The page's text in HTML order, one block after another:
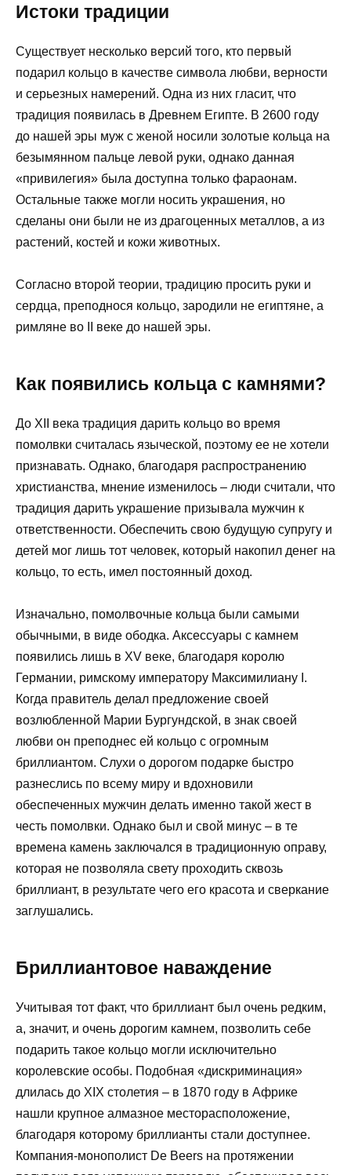
Истоки традиции
Существует несколько версий того, кто первый
подарил кольцо в качестве символа любви, верности
и серьезных намерений. Одна из них гласит, что
традиция появилась в Древнем Египте. В 2600 году
до нашей эры муж с женой носили золотые кольца на
безымянном пальце левой руки, однако данная
«привилегия» была доступна только фараонам.
Остальные также могли носить украшения, но
сделаны они были не из драгоценных металлов, а из
растений, костей и кожи животных.
Согласно второй теории, традицию просить руки и
сердца, преподнося кольцо, зародили не египтяне, а
римляне во II веке до нашей эры.
Как появились кольца с камнями?
До XII века традиция дарить кольцо во время
помолвки считалась языческой, поэтому ее не хотели
признавать. Однако, благодаря распространению
христианства, мнение изменилось – люди считали, что
традиция дарить украшение призывала мужчин к
ответственности. Обеспечить свою будущую супругу и
детей мог лишь тот человек, который накопил денег на
кольцо, то есть, имел постоянный доход.
Изначально, помолвочные кольца были самыми
обычными, в виде ободка. Аксессуары с камнем
появились лишь в XV веке, благодаря королю
Германии, римскому императору Максимилиану I.
Когда правитель делал предложение своей
возлюбленной Марии Бургундской, в знак своей
любви он преподнес ей кольцо с огромным
бриллиантом. Слухи о дорогом подарке быстро
разнеслись по всему миру и вдохновили
обеспеченных мужчин делать именно такой жест в
честь помолвки. Однако был и свой минус – в те
времена камень заключался в традиционную оправу,
которая не позволяла свету проходить сквозь
бриллиант, в результате чего его красота и сверкание
заглушались.
Бриллиантовое наваждение
Учитывая тот факт, что бриллиант был очень редким,
а, значит, и очень дорогим камнем, позволить себе
подарить такое кольцо могли исключительно
королевские особы. Подобная «дискриминация»
длилась до XIX столетия – в 1870 году в Африке
нашли крупное алмазное месторасположение,
благодаря которому бриллианты стали доступнее.
Компания-монополист De Beers на протяжении